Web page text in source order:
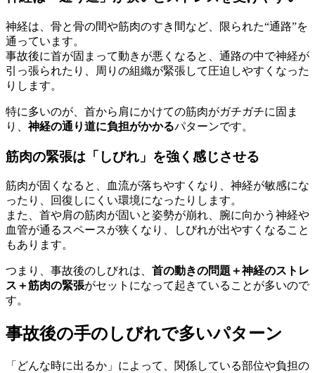
神経は、骨と骨の間や筋肉のすき間など、限られた“通路”を
通っています。
事故後に首が固まって動きが悪くなると、通路の中で神経が
引っ張られたり、周りの組織が緊張して圧迫しやすくなった
りします。
特に多いのが、首から肩にかけての筋肉がガチガチに固ま
り、神経の通り道に負担がかかるパターンです。
筋肉の緊張は「しびれ」を強く感じさせる
筋肉が固くなると、血流が落ちやすくなり、神経が敏感にな
ったり、回復しにくい環境になったりします。
また、首や肩の筋肉が固いと姿勢が崩れ、腕に向かう神経や
血管が通るスペースが狭くなり、しびれが出やすくなること
もあります。
つまり、事故後のしびれは、 首の動きの問題＋神経のストレ
ス＋筋肉の緊張がセットになって起きていることが多いので
す。
事故後の手のしびれで多いパターン
「どんな時に出るか」によって、関係している部位や負担の